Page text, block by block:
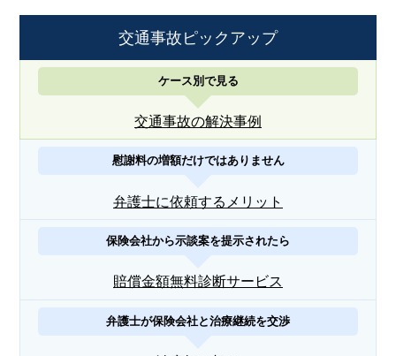
交通事故ピックアップ
ケース別で見る
交通事故の解決事例
慰謝料の増額だけではありません
弁護士に依頼するメリット
保険会社から示談案を提示されたら
賠償金額無料診断サービス
弁護士が保険会社と治療継続を交渉